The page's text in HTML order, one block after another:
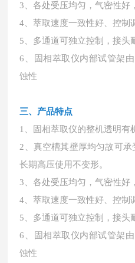
3、各处受压均匀，气密性好
4、萃取速度一致性好、控制
5、多通道可独立控制，接头
6、固相萃取仪内部试管架
蚀性
三、产品特点
1、固相萃取仪的整机透明有
2、真空槽其壁厚均匀故可承
长期高压使用不变形。
3、各处受压均匀，气密性好
4、萃取速度一致性好、控制
5、多通道可独立控制，接头
6、固相萃取仪内部试管架
蚀性